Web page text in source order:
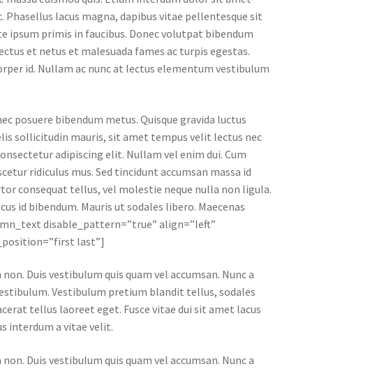
lacus magna, dapibus vitae pellentesque sit
ipsum primis in faucibus. Donec volutpat bibendum
et netus et malesuada fames ac turpis egestas.
id. Nullam ac nunc at lectus elementum vestibulum
posuere bibendum metus. Quisque gravida luctus
sollicitudin mauris, sit amet tempus velit lectus nec
adipiscing elit. Nullam vel enim dui. Cum
ridiculus mus. Sed tincidunt accumsan massa id
consequat tellus, vel molestie neque nulla non ligula.
id bibendum. Mauris ut sodales libero. Maecenas
disable_pattern=”true” align=”left”
last”]
Duis vestibulum quis quam vel accumsan. Nunc a
Vestibulum pretium blandit tellus, sodales
tellus laoreet eget. Fusce vitae dui sit amet lacus
interdum a vitae velit.
Duis vestibulum quis quam vel accumsan. Nunc a